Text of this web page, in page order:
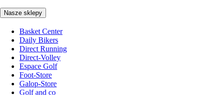
Nasze sklepy
Basket Center
Daily Bikers
Direct Running
Direct-Volley
Espace Golf
Foot-Store
Galop-Store
Golf and co